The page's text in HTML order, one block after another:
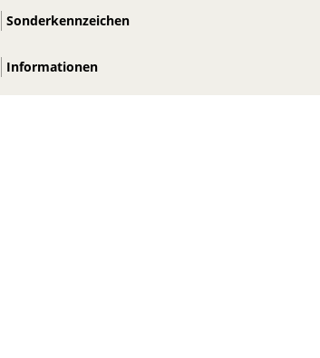
Sonderkennzeichen
Informationen